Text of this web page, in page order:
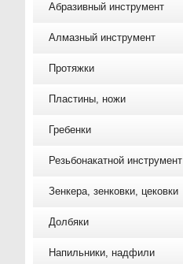
Абразивный инструмент
Алмазный инструмент
Протяжки
Пластины, ножи
Гребенки
Резьбонакатной инструмент
Зенкера, зенковки, цековки
Долбяки
Напильники, надфили